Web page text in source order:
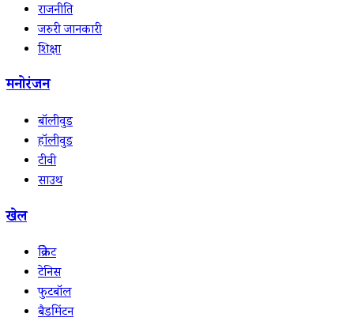
राजनीति
जरुरी जानकारी
शिक्षा
मनोरंजन
बॉलीवुड
हॉलीवुड
टीवी
साउथ
खेल
क्रिकेट
टेनिस
फुटबॉल
बैडमिंटन